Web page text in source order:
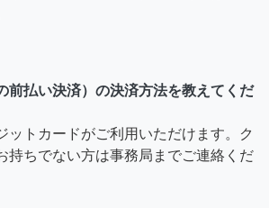
前払い決済）の決済方法を教えてくだ
ットカードがご利用いただけます。ク
持ちでない方は事務局までご連絡くだ